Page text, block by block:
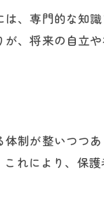
、専門的な知
、将来の自立
制が整いつつあ
れにより、保